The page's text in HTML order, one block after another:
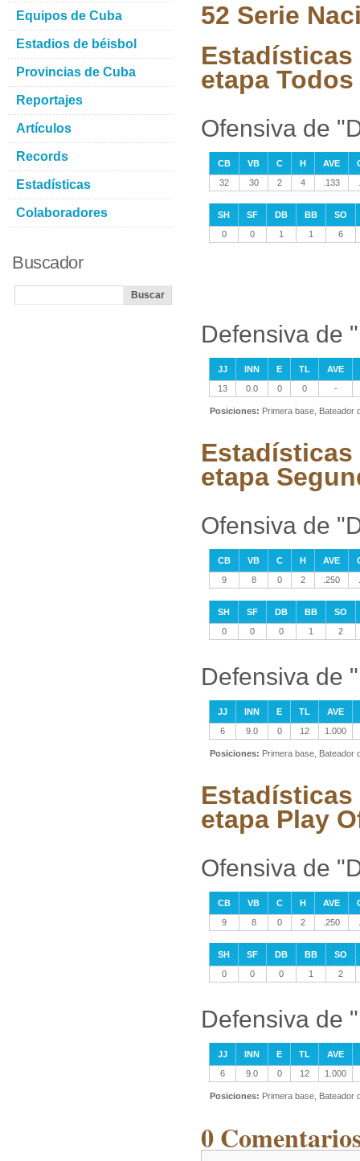
52 Serie
Estadísticas
etapa
Ofensiva de
CB VB C H AVE
32
30 2 4 .133
SH SF DB BB
SO
0
0 1 1 6
Defensiva de
JJ INN E TL
AVE
13
0.0 0 0 -
Posiciones: Primera base, Bateador
Estadísticas
etapa
Ofensiva de
CB VB C H AVE
9
8 0 2 .250
SH SF DB BB
SO
0
0 0 1 2
Defensiva de
JJ INN E TL
AVE
6
9.0 0 12 1.000
Posiciones: Primera base, Bateador
Estadísticas
etapa Play
Ofensiva de
CB VB C H AVE
9
8 0 2 .250
SH SF DB BB
SO
0
0 0 1 2
Defensiva de
JJ INN E TL
AVE
6
9.0 0 12 1.000
Posiciones: Primera base, Bateador
0
Equipos de Cuba
Estadios de béisbol
Provincias de Cuba
Reportajes
Artículos
Records
Estadísticas
Colaboradores
Buscador